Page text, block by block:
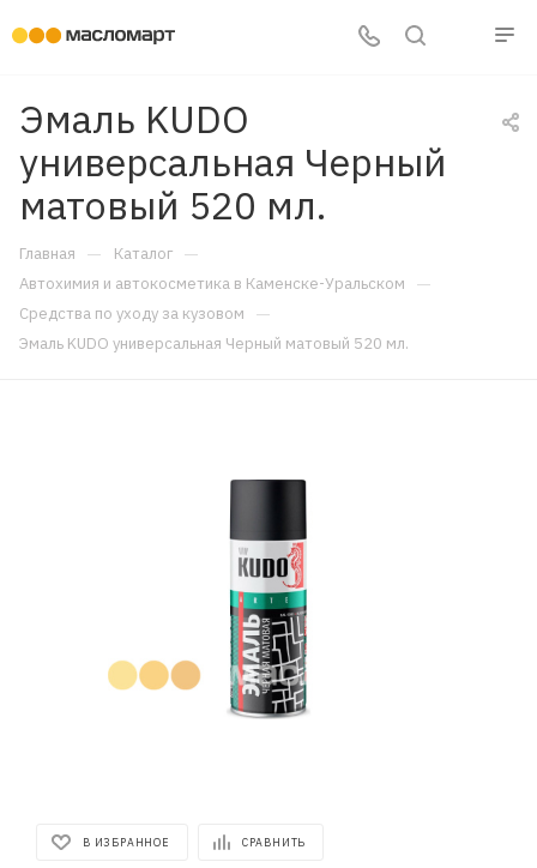
Эмаль KUDO
универсальная Черный
матовый 520 мл.
Главная — Каталог —
Автохимия и автокосметика в Каменске-Уральском —
Средства по уходу за кузовом —
Эмаль KUDO универсальная Черный матовый 520 мл.
В ИЗБРАННОЕ СРАВНИТЬ